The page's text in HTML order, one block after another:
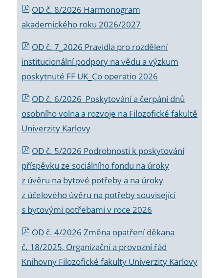
OD č. 8/2026 Harmonogram
akademického roku 2026/2027
OD č. 7_2026 Pravidla pro rozdělení
institucionální podpory na vědu a výzkum
poskytnuté FF UK_Co operatio 2026
OD č. 6/2026 Poskytování a čerpání dnů
osobního volna a rozvoje na Filozofické fakultě
Univerzity Karlovy
OD č. 5/2026 Podrobnosti k poskytování
příspěvku ze sociálního fondu na úroky
z úvěru na bytové potřeby a na úroky
z účelového úvěru na potřeby související
s bytovými potřebami v roce 2026
OD č. 4/2026 Změna opatření děkana
č. 18/2025, Organizační a provozní řád
Knihovny Filozofické fakulty Univerzity Karlovy